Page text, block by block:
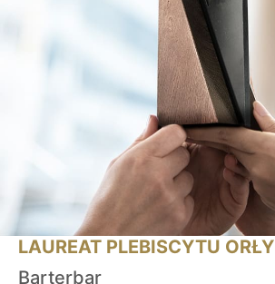
LAUREAT PLEBISCYTU ORŁY
Barterbar